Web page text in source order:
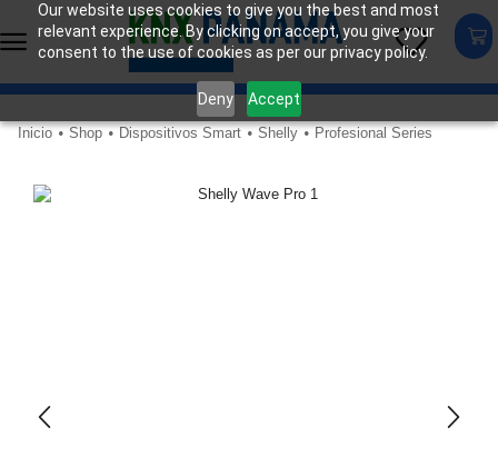
Our website uses cookies to give you the best and most
relevant experience. By clicking on accept, you give your
consent to the use of cookies as per our privacy policy.
Deny Accept
Inicio • Shop • Dispositivos Smart • Shelly • Profesional Series